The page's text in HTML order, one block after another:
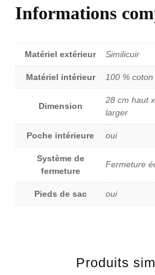
Informations
Matériel extérieur Similicuir
Matériel intérieur 100 % coton
Dimension
28 cm haut
larger
Poche intérieure oui
Système de
fermeture
Fermeture
Pieds de sac oui
Produits